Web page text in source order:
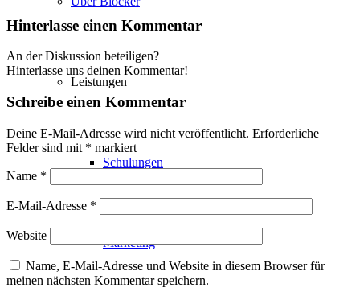
Leistungen
Schulungen
Marketing
Hinterlasse einen Kommentar
An der Diskussion beteiligen?
Hinterlasse uns deinen Kommentar!
Schreibe einen Kommentar
Deine E-Mail-Adresse wird nicht veröffentlicht. Erforderliche
Felder sind mit * markiert
Name *
E-Mail-Adresse *
Website
Name, E-Mail-Adresse und Website in diesem Browser für
meinen nächsten Kommentar speichern.